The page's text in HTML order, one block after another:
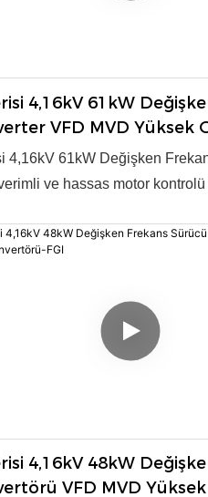
4,16kV 61kW
VFD MVD Yüksek
4,16kV 61kW Değişken
ve hassas motor
performans sunar. Ürün,
Kapasitesi: Yıllık 3000 Set
4,16kV 48kW
VFD MVD